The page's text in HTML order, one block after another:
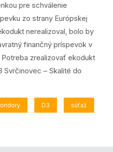
pre schválenie
zo strany Európskej
nerealizoval, bolo by
finančný príspevok v
zrealizovať ekodukt
Svrčinovec – Skalité do
D3 súťaž